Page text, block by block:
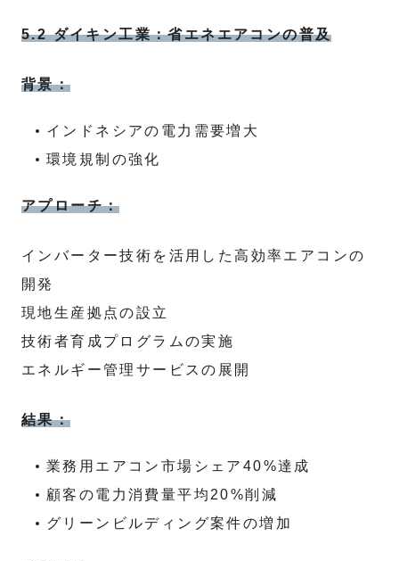
5.2 ダイキン工業：省エネエアコンの普及
背景：
インドネシアの電力需要増大
環境規制の強化
アプローチ：
インバーター技術を活用した高効率エアコンの
開発
現地生産拠点の設立
技術者育成プログラムの実施
エネルギー管理サービスの展開
結果：
業務用エアコン市場シェア40%達成
顧客の電力消費量平均20%削減
グリーンビルディング案件の増加